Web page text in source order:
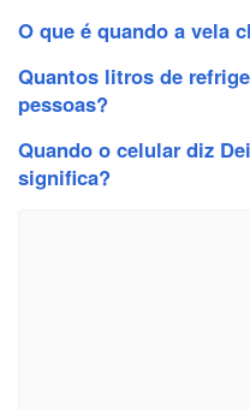
O que é quando a vela
Quantos litros de
pessoas?
Quando o celular diz
significa?